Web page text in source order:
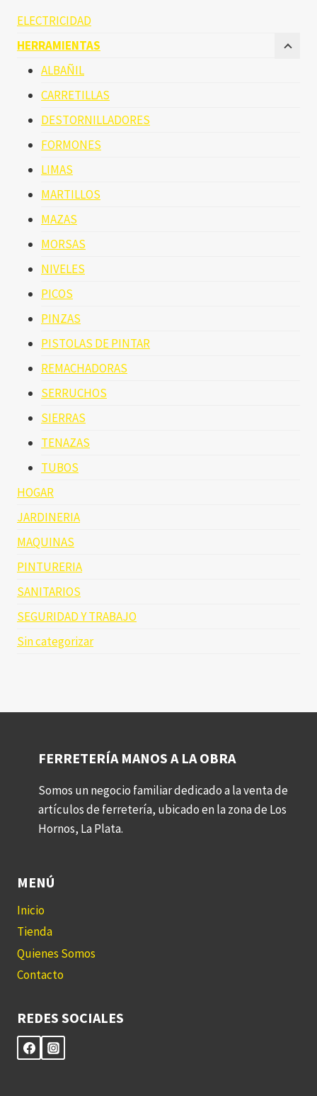
ELECTRICIDAD
HERRAMIENTAS
ALBAÑIL
CARRETILLAS
DESTORNILLADORES
FORMONES
LIMAS
MARTILLOS
MAZAS
MORSAS
NIVELES
PICOS
PINZAS
PISTOLAS DE PINTAR
REMACHADORAS
SERRUCHOS
SIERRAS
TENAZAS
TUBOS
HOGAR
JARDINERIA
MAQUINAS
PINTURERIA
SANITARIOS
SEGURIDAD Y TRABAJO
Sin categorizar
FERRETERÍA MANOS A LA OBRA
Somos un negocio familiar dedicado a la venta de
artículos de ferretería, ubicado en la zona de Los
Hornos, La Plata.
MENÚ
Inicio
Tienda
Quienes Somos
Contacto
REDES SOCIALES